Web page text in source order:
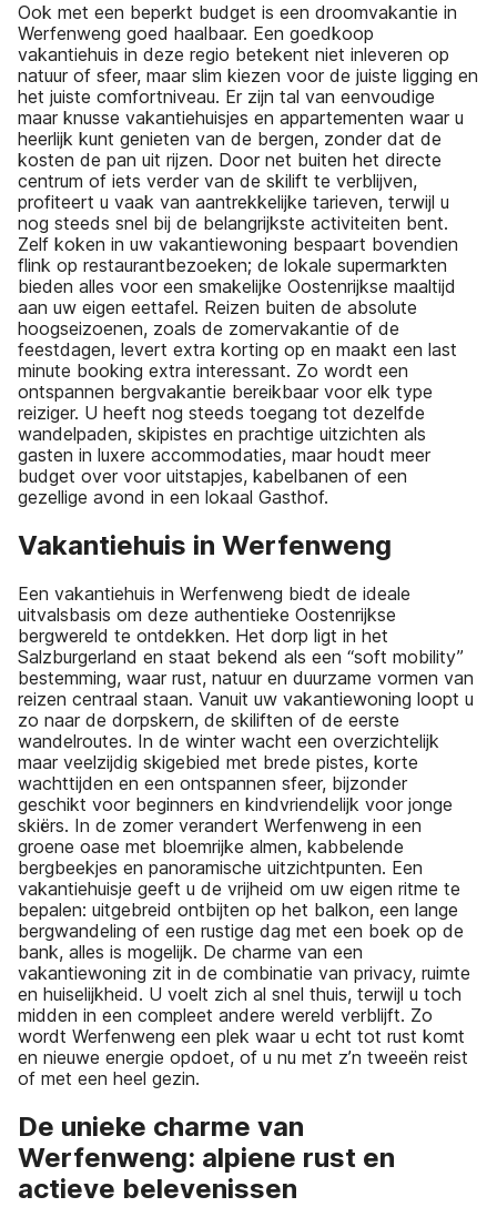
Ook met een beperkt budget is een droomvakantie in
Werfenweng goed haalbaar. Een goedkoop
vakantiehuis in deze regio betekent niet inleveren op
natuur of sfeer, maar slim kiezen voor de juiste ligging en
het juiste comfortniveau. Er zijn tal van eenvoudige
maar knusse vakantiehuisjes en appartementen waar u
heerlijk kunt genieten van de bergen, zonder dat de
kosten de pan uit rijzen. Door net buiten het directe
centrum of iets verder van de skilift te verblijven,
profiteert u vaak van aantrekkelijke tarieven, terwijl u
nog steeds snel bij de belangrijkste activiteiten bent.
Zelf koken in uw vakantiewoning bespaart bovendien
flink op restaurantbezoeken; de lokale supermarkten
bieden alles voor een smakelijke Oostenrijkse maaltijd
aan uw eigen eettafel. Reizen buiten de absolute
hoogseizoenen, zoals de zomervakantie of de
feestdagen, levert extra korting op en maakt een last
minute booking extra interessant. Zo wordt een
ontspannen bergvakantie bereikbaar voor elk type
reiziger. U heeft nog steeds toegang tot dezelfde
wandelpaden, skipistes en prachtige uitzichten als
gasten in luxere accommodaties, maar houdt meer
budget over voor uitstapjes, kabelbanen of een
gezellige avond in een lokaal Gasthof.
Vakantiehuis in Werfenweng
Een vakantiehuis in Werfenweng biedt de ideale
uitvalsbasis om deze authentieke Oostenrijkse
bergwereld te ontdekken. Het dorp ligt in het
Salzburgerland en staat bekend als een “soft mobility”
bestemming, waar rust, natuur en duurzame vormen van
reizen centraal staan. Vanuit uw vakantiewoning loopt u
zo naar de dorpskern, de skiliften of de eerste
wandelroutes. In de winter wacht een overzichtelijk
maar veelzijdig skigebied met brede pistes, korte
wachttijden en een ontspannen sfeer, bijzonder
geschikt voor beginners en kindvriendelijk voor jonge
skiërs. In de zomer verandert Werfenweng in een
groene oase met bloemrijke almen, kabbelende
bergbeekjes en panoramische uitzichtpunten. Een
vakantiehuisje geeft u de vrijheid om uw eigen ritme te
bepalen: uitgebreid ontbijten op het balkon, een lange
bergwandeling of een rustige dag met een boek op de
bank, alles is mogelijk. De charme van een
vakantiewoning zit in de combinatie van privacy, ruimte
en huiselijkheid. U voelt zich al snel thuis, terwijl u toch
midden in een compleet andere wereld verblijft. Zo
wordt Werfenweng een plek waar u echt tot rust komt
en nieuwe energie opdoet, of u nu met z’n tweeën reist
of met een heel gezin.
De unieke charme van
Werfenweng: alpiene rust en
actieve belevenissen